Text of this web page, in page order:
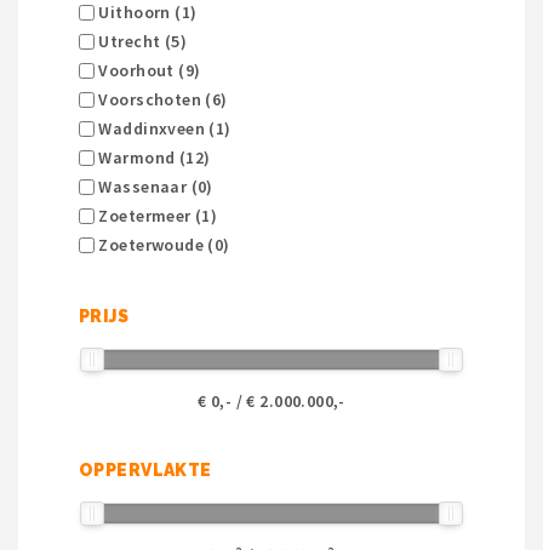
Uithoorn (1)
Utrecht (5)
Voorhout (9)
Voorschoten (6)
Waddinxveen (1)
Warmond (12)
Wassenaar (0)
Zoetermeer (1)
Zoeterwoude (0)
PRIJS
€ 0,- / € 2.000.000,-
OPPERVLAKTE